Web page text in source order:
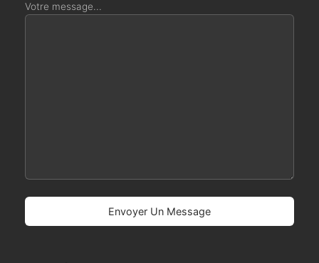
Votre message...